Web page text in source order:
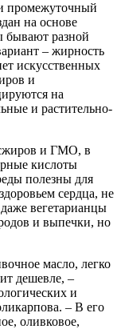
промежуточный
на основе
бывают разной
– жирность
искусственных
и
на
и растительно-
и ГМО, в
кислоты
полезны для
сердца, не
вегетарианцы
и выпечки, но
масло, легко
дешевле, –
и
– В его
оливковое,